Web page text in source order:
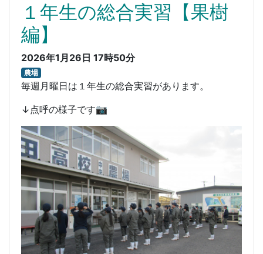
１年生の総合実習【果樹
編】
2026年1月26日 17時50分
農場
毎週月曜日は１年生の総合実習があります。
↓点呼の様子です📷